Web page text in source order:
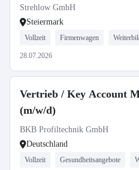
Strehlow GmbH
Steiermark
Vollzeit Firmenwagen
28.07.2026
Vertrieb / Key Account
(m/w/d)
BKB Profiltechnik GmbH
Deutschland
Vollzeit Gesundheitsangebote